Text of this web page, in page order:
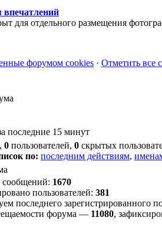
впечатлений
для отдельного размещения
форумом cookies · Отметить все
последние 15 минут
0 пользователей, 0 скрытых
по: последним действиям,
1670
пользователей: 381
последнего зарегистрированного
форума — 11080,